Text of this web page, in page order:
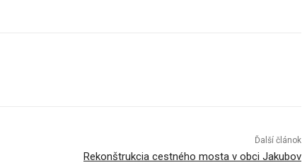
Ďalší článok
Rekonštrukcia cestného mosta v obci Jakubov